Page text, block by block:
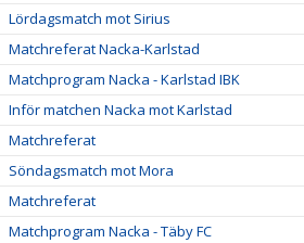
Lördagsmatch mot Sirius
Matchreferat Nacka-Karlstad
Matchprogram Nacka - Karlstad IBK
Inför matchen Nacka mot Karlstad
Matchreferat
Söndagsmatch mot Mora
Matchreferat
Matchprogram Nacka - Täby FC